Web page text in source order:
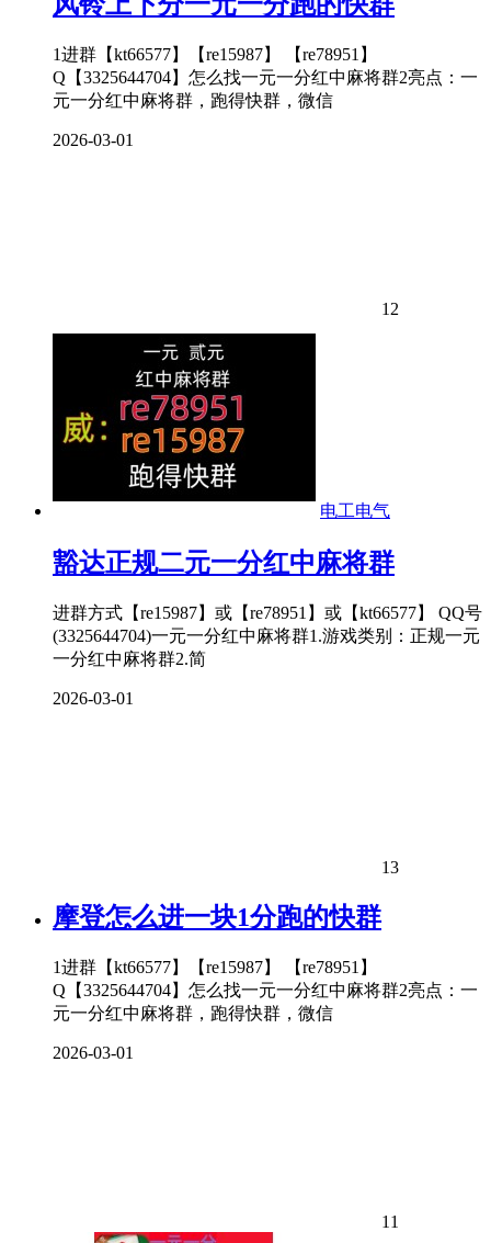
1进群【kt66577】【re15987】 【re78951】
Q【3325644704】怎么找一元一分红中麻将群2亮点：一
元一分红中麻将群，跑得快群，微信
2026-03-01
12
电工电气
豁达正规二元一分红中麻将群
进群方式【re15987】或【re78951】或【kt66577】 QQ号
(3325644704)一元一分红中麻将群1.游戏类别：正规一元
一分红中麻将群2.简
2026-03-01
13
摩登怎么进一块1分跑的快群
1进群【kt66577】【re15987】 【re78951】
Q【3325644704】怎么找一元一分红中麻将群2亮点：一
元一分红中麻将群，跑得快群，微信
2026-03-01
11